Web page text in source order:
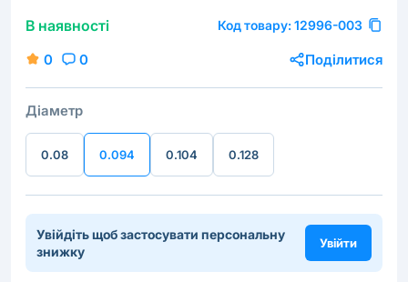
В наявності Код товару: 12996-003
0 0 Поділитися
Діаметр
0.08 0.094 0.104 0.128
Увійдіть щоб застосувати персональну
знижку
Увійти